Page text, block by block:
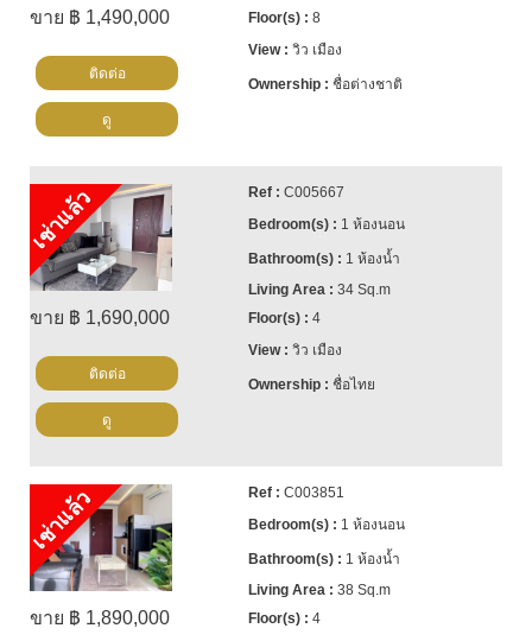
ขาย ฿ 1,490,000
8
วิว เมือง
ชื่อต่างชาติ
ติดต่อ
ดู
เช่าแล้ว
ขาย ฿ 1,690,000
C005667
1 ห้องนอน
1 ห้องน้ำ
34 Sq.m
4
วิว เมือง
ชื่อไทย
ติดต่อ
ดู
เช่าแล้ว
ขาย ฿ 1,890,000
C003851
1 ห้องนอน
1 ห้องน้ำ
38 Sq.m
4